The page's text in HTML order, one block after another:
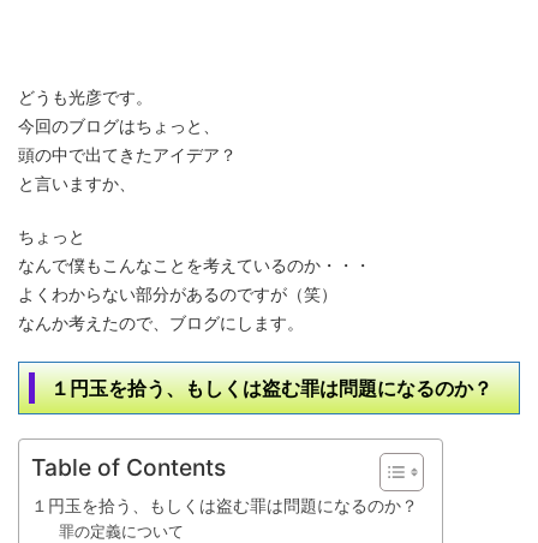
どうも光彦です。
今回のブログはちょっと、
頭の中で出てきたアイデア？
と言いますか、
ちょっと
なんで僕もこんなことを考えているのか・・・
よくわからない部分があるのですが（笑）
なんか考えたので、ブログにします。
１円玉を拾う、もしくは盗む罪は問題になるのか？
Table of Contents
１円玉を拾う、もしくは盗む罪は問題になるのか？
罪の定義について